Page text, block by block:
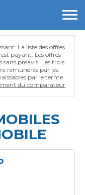
La liste des offres
payant. Les offres
préavis. Les trois
rémunérés par les
par le terme
du comparateur.